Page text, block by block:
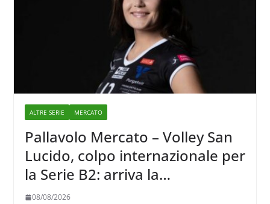
ALTRE SERIE MERCATO
Pallavolo Mercato – Volley San
Lucido, colpo internazionale per
la Serie B2: arriva la
schiacciatrice lettone Kristine
08/08/2026